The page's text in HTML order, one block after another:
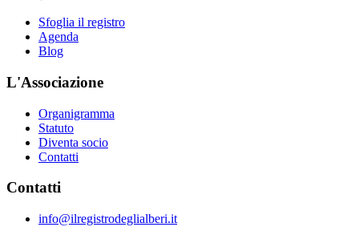
Sfoglia il registro
Agenda
Blog
L'Associazione
Organigramma
Statuto
Diventa socio
Contatti
Contatti
info@ilregistrodeglialberi.it